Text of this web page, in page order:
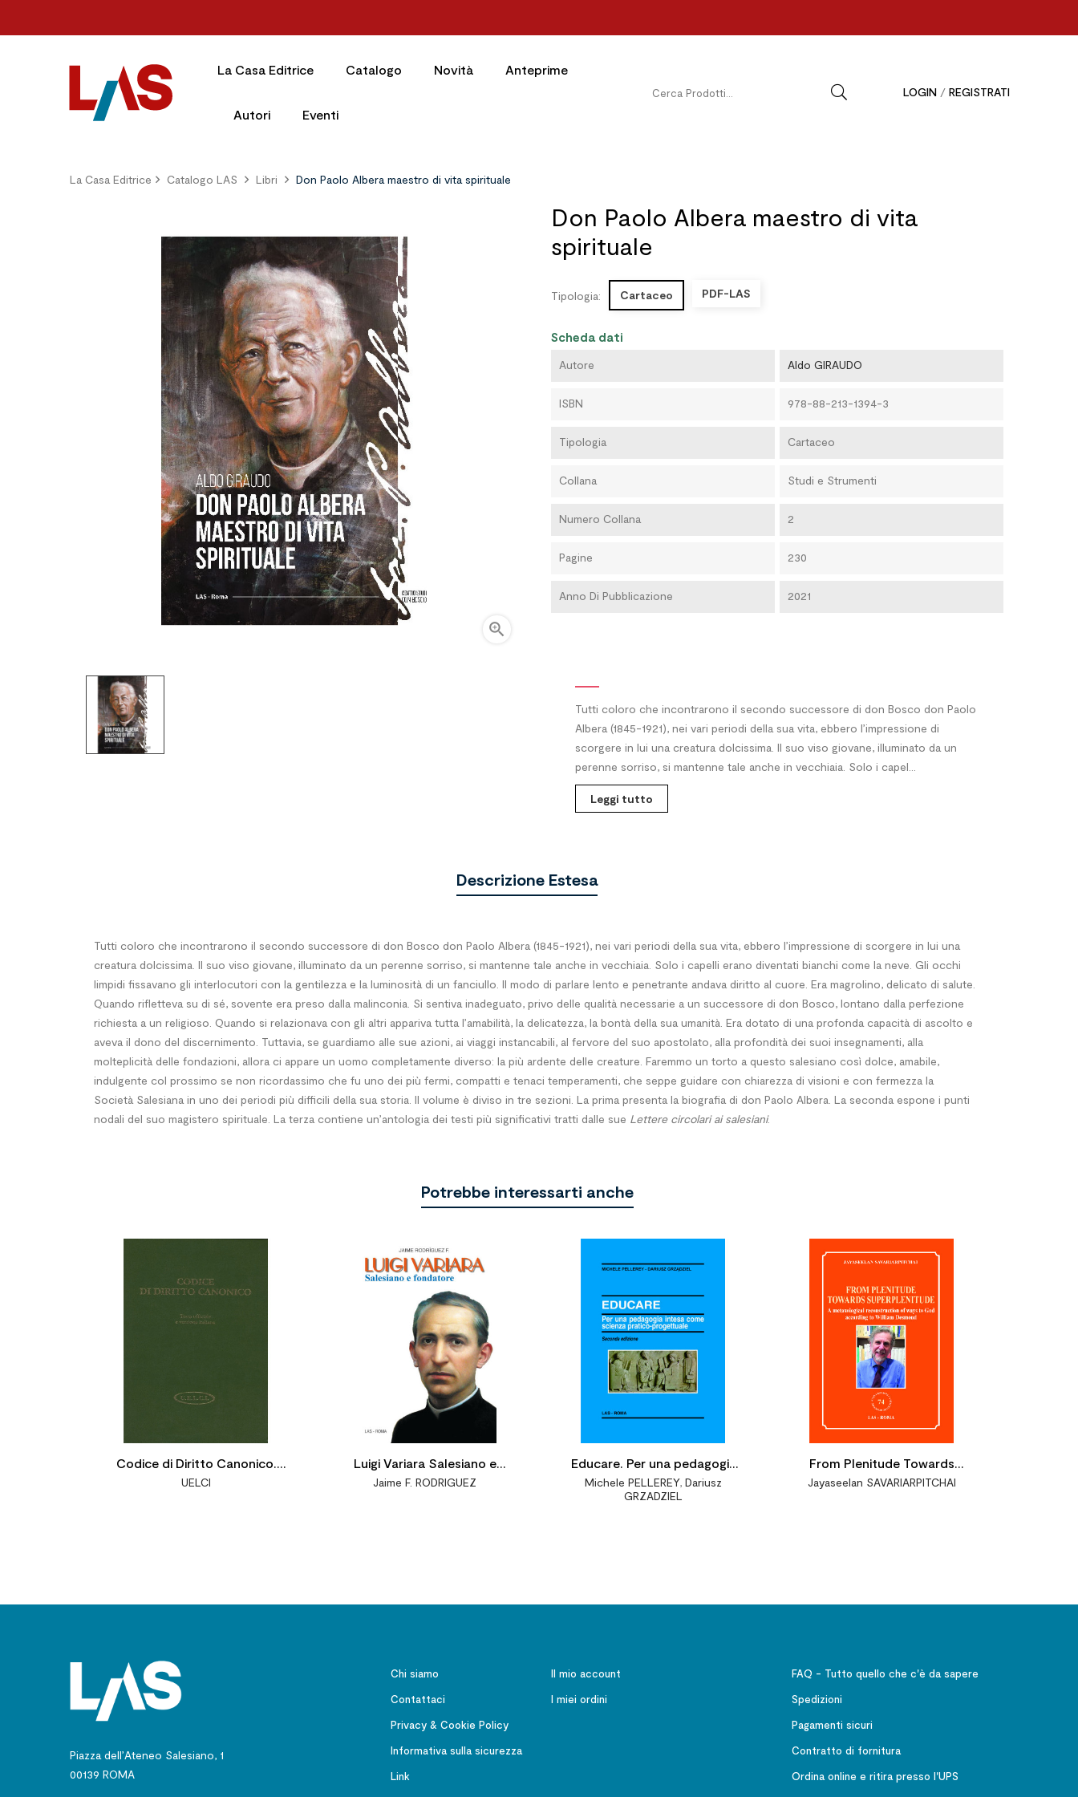
La Casa Editrice Catalogo Novità Anteprime
Autori Eventi
LOGIN / REGISTRATI
La Casa Editrice Catalogo LAS Libri Don Paolo Albera maestro di vita spirituale

Don Paolo Albera maestro di vita
spirituale
Tipologia: Cartaceo PDF-LAS
Scheda dati
Autore Aldo GIRAUDO
ISBN 978-88-213-1394-3
Tipologia Cartaceo
Collana Studi e Strumenti
Numero Collana 2
Pagine 230
Anno Di Pubblicazione 2021
Tutti coloro che incontrarono il secondo successore di don Bosco don Paolo
Albera (1845-1921), nei vari periodi della sua vita, ebbero l’impressione di
scorgere in lui una creatura dolcissima. Il suo viso giovane, illuminato da un
perenne sorriso, si mantenne tale anche in vecchiaia. Solo i capel...
Leggi tutto
Descrizione Estesa
Tutti coloro che incontrarono il secondo successore di don Bosco don Paolo Albera (1845-1921), nei vari periodi della sua vita, ebbero l’impressione di scorgere in lui una
creatura dolcissima. Il suo viso giovane, illuminato da un perenne sorriso, si mantenne tale anche in vecchiaia. Solo i capelli erano diventati bianchi come la neve. Gli occhi
limpidi fissavano gli interlocutori con la gentilezza e la luminosità di un fanciullo. Il modo di parlare lento e penetrante andava diritto al cuore. Era magrolino, delicato di salute.
Quando rifletteva su di sé, sovente era preso dalla malinconia. Si sentiva inadeguato, privo delle qualità necessarie a un successore di don Bosco, lontano dalla perfezione
richiesta a un religioso. Quando si relazionava con gli altri appariva tutta l’amabilità, la delicatezza, la bontà della sua umanità. Era dotato di una profonda capacità di ascolto e
aveva il dono del discernimento. Tuttavia, se guardiamo alle sue azioni, ai viaggi instancabili, al fervore del suo apostolato, alla profondità dei suoi insegnamenti, alla
molteplicità delle fondazioni, allora ci appare un uomo completamente diverso: la più ardente delle creature. Faremmo un torto a questo salesiano così dolce, amabile,
indulgente col prossimo se non ricordassimo che fu uno dei più fermi, compatti e tenaci temperamenti, che seppe guidare con chiarezza di visioni e con fermezza la
Società Salesiana in uno dei periodi più difficili della sua storia. Il volume è diviso in tre sezioni. La prima presenta la biografia di don Paolo Albera. La seconda espone i punti
nodali del suo magistero spirituale. La terza contiene un’antologia dei testi più significativi tratti dalle sue Lettere circolari ai salesiani.
Potrebbe interessarti anche
Codice di Diritto Canonico.
Testo ufficiale e versione
UELCI
Luigi Variara Salesiano e
fondatore
Jaime F. RODRIGUEZ
Educare. Per una pedagogia
intesa come scienza pratico-
Michele PELLEREY, Dariusz
GRZADZIEL
From Plenitude Towards
Superplenitude. A
Jayaseelan SAVARIARPITCHAI
Piazza dell’Ateneo Salesiano, 1
00139 ROMA
Chi siamo
Contattaci
Privacy & Cookie Policy
Informativa sulla sicurezza
Link
Il mio account
I miei ordini
FAQ - Tutto quello che c'è da sapere
Spedizioni
Pagamenti sicuri
Contratto di fornitura
Ordina online e ritira presso l'UPS